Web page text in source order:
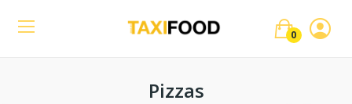
0
Pizzas